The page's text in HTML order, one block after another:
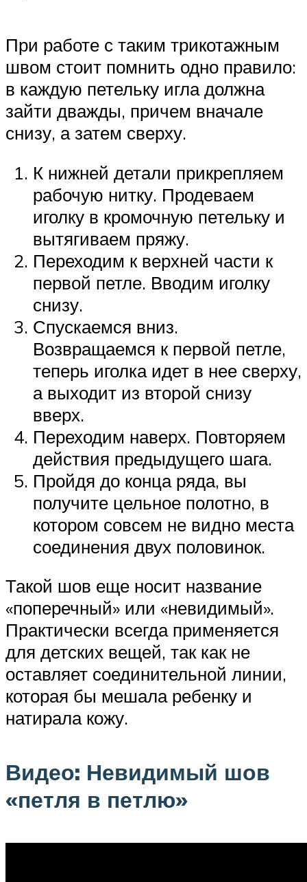
При работе с таким трикотажным
швом стоит помнить одно правило:
в каждую петельку игла должна
зайти дважды, причем вначале
снизу, а затем сверху.
К нижней детали прикрепляем
рабочую нитку. Продеваем
иголку в кромочную петельку и
вытягиваем пряжу.
Переходим к верхней части к
первой петле. Вводим иголку
снизу.
Спускаемся вниз.
Возвращаемся к первой петле,
теперь иголка идет в нее сверху,
а выходит из второй снизу
вверх.
Переходим наверх. Повторяем
действия предыдущего шага.
Пройдя до конца ряда, вы
получите цельное полотно, в
котором совсем не видно места
соединения двух половинок.
Такой шов еще носит название
«поперечный» или «невидимый».
Практически всегда применяется
для детских вещей, так как не
оставляет соединительной линии,
которая бы мешала ребенку и
натирала кожу.
Видео: Невидимый шов
«петля в петлю»